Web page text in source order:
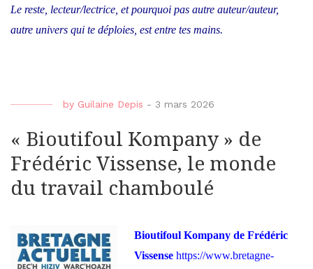
Le reste, lecteur/lectrice, et pourquoi pas autre auteur/auteur,
autre univers qui te déploies, est entre tes mains.
by Guilaine Depis - 3 mars 2026
« Bioutifoul Kompany » de
Frédéric Vissense, le monde
du travail chamboulé
Bioutifoul Kompany de Frédéric
Vissense https://www.bretagne-